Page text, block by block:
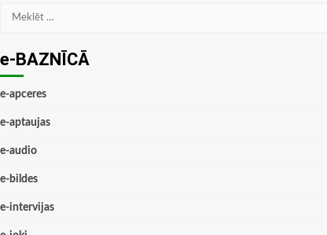
Meklēt:
e-BAZNĪCĀ
e-apceres
e-aptaujas
e-audio
e-bildes
e-intervijas